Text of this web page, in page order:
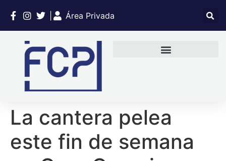
Área Privada
La cantera pelea
este fin de semana